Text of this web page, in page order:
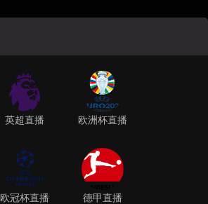
英超直播 欧洲杯直播
欧冠杯直播 德甲直播